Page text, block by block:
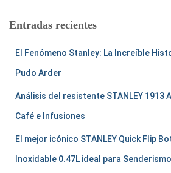
rEntradas recientes
El Fenómeno Stanley: La Increíble
Pudo Arder
Análisis del resistente STANLEY 1913
Café e Infusiones
El mejor icónico STANLEY Quick Flip
Inoxidable 0.47L ideal para Senderismo